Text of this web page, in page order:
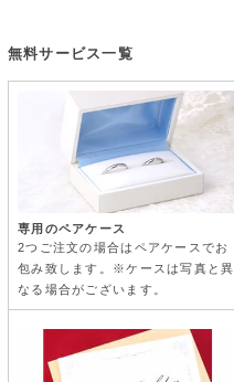
無料サービス一覧
専用のペアケース
2つご注文の場合はペアケースでお
包み致します。※ケースは写真と異
なる場合がございます。